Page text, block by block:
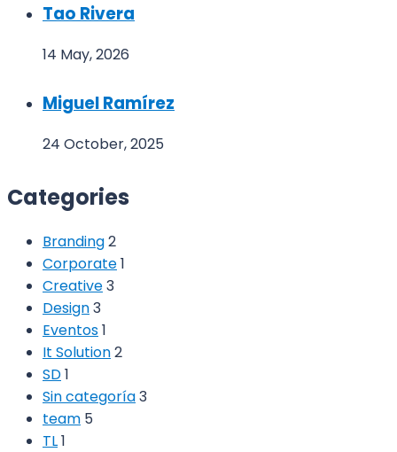
Tao Rivera
14 May, 2026
Miguel Ramírez
24 October, 2025
Categories
Branding2
Corporate1
Creative3
Design3
Eventos1
It Solution2
SD1
Sin categoría3
team 5
TL1